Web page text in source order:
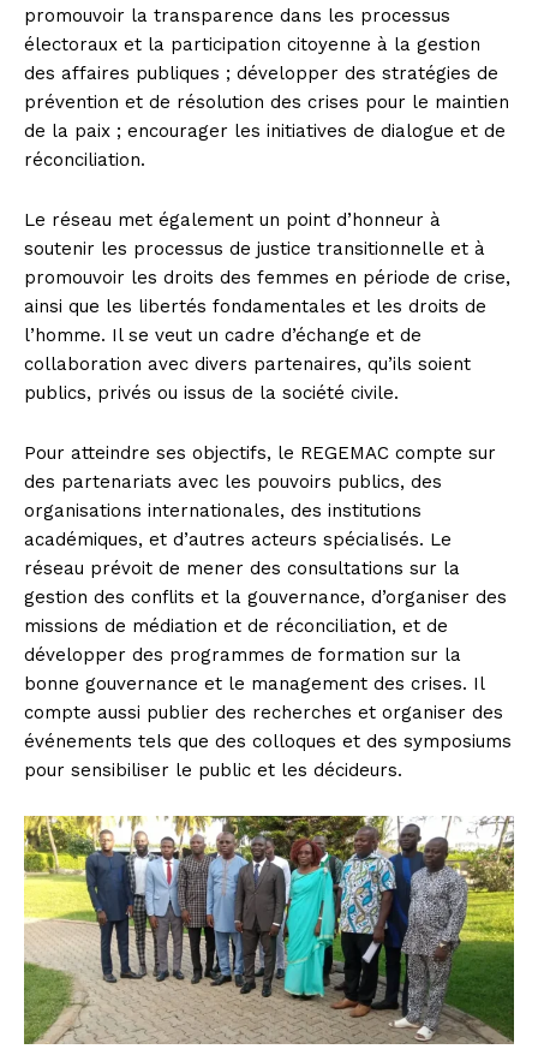
promouvoir la transparence dans les processus
électoraux et la participation citoyenne à la gestion
des affaires publiques ; développer des stratégies de
prévention et de résolution des crises pour le maintien
de la paix ; encourager les initiatives de dialogue et de
réconciliation.
Le réseau met également un point d’honneur à
soutenir les processus de justice transitionnelle et à
promouvoir les droits des femmes en période de crise,
ainsi que les libertés fondamentales et les droits de
l’homme. Il se veut un cadre d’échange et de
collaboration avec divers partenaires, qu’ils soient
publics, privés ou issus de la société civile.
Pour atteindre ses objectifs, le REGEMAC compte sur
des partenariats avec les pouvoirs publics, des
organisations internationales, des institutions
académiques, et d’autres acteurs spécialisés. Le
réseau prévoit de mener des consultations sur la
gestion des conflits et la gouvernance, d’organiser des
missions de médiation et de réconciliation, et de
développer des programmes de formation sur la
bonne gouvernance et le management des crises. Il
compte aussi publier des recherches et organiser des
événements tels que des colloques et des symposiums
pour sensibiliser le public et les décideurs.